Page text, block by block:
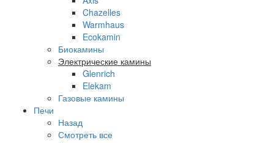
Chazelles
Warmhaus
Ecokamin
Биокамины
Электрические камины
Glenrich
Elekam
Газовые камины
Печи
Назад
Смотреть все